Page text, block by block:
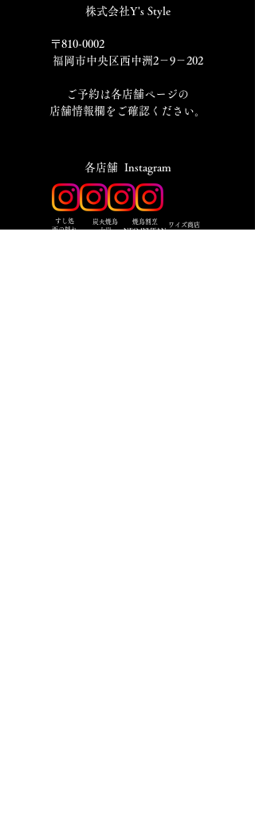
株式会社Y's Style
〒810-0002
福岡市中央区西中洲2－9－202
​ご予約は各店舗ページの
店舗情報欄をご確認ください。
​各店舗 Instagram
​すし処
西の隠れ
炭火焼鳥
十炭
焼鳥割烹
NEO JYUTAN
ワイズ商店